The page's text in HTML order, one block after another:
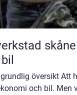
skåne så väljer du rätt verkstad för
översikt Att
och bil. Men